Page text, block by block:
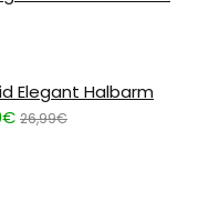
Elegant Halbarm
26,99€